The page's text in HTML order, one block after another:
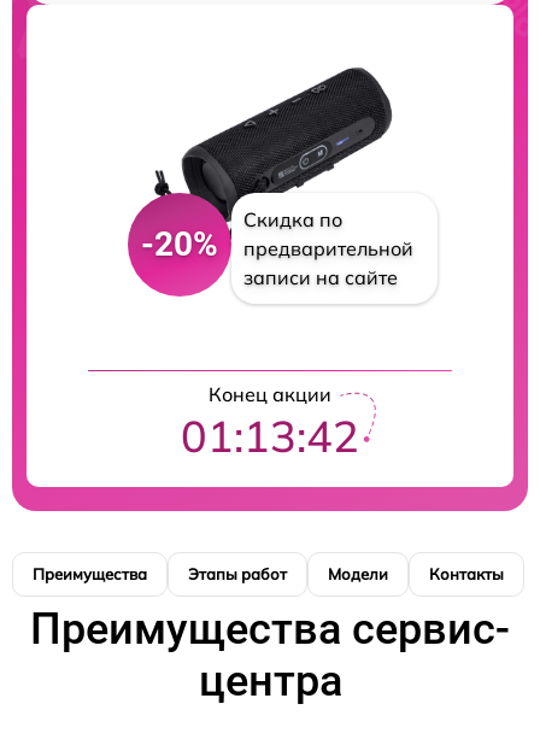
-20%
Скидка по
предварительной
записи на сайте
Конец акции
01:13:41
Преимущества Этапы работ Модели Контакты
Преимущества сервис-
центра